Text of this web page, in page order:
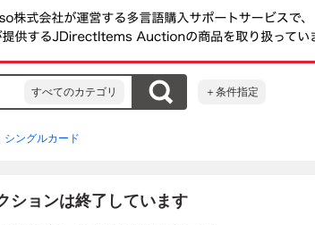
すべてのカテゴリ ＋条件指定
シングルカード
ションは終了しています